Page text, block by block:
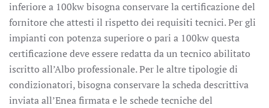
inferiore a 100kw bisogna conservare la certificazione del
fornitore che attesti il rispetto dei requisiti tecnici. Per gli
impianti con potenza superiore o pari a 100kw questa
certificazione deve essere redatta da un tecnico abilitato
iscritto all’Albo professionale. Per le altre tipologie di
condizionatori, bisogna conservare la scheda descrittiva
inviata all’Enea firmata e le schede tecniche del